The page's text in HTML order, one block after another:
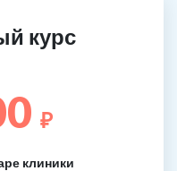
курс
₽
клиники